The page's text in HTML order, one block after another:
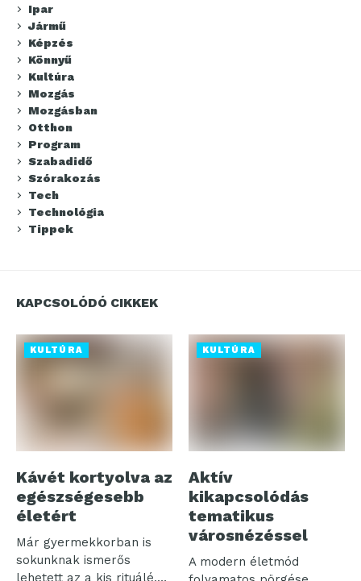
Ipar
Jármű
Képzés
Könnyű
Kultúra
Mozgás
Mozgásban
Otthon
Program
Szabadidő
Szórakozás
Tech
Technológia
Tippek
KAPCSOLÓDÓ CIKKEK
KULTÚRA
Kávét kortyolva az
egészségesebb
életért
Már gyermekkorban is
sokunknak ismerős
lehetett az a kis rituálé,
KULTÚRA
Aktív
kikapcsolódás
tematikus
városnézéssel
A modern életmód